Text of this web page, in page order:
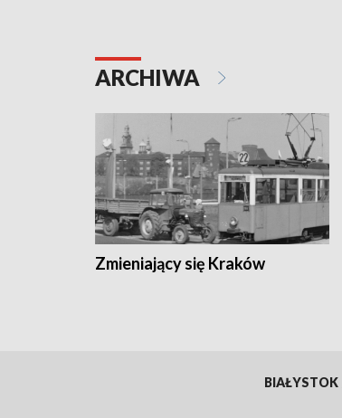
ARCHIWA
Zmieniający się Kraków
BIAŁYSTOK